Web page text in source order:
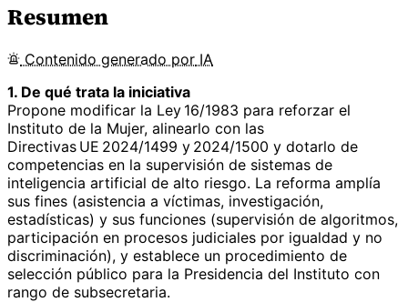
Resumen
Contenido generado por IA
1. De qué trata la iniciativa
Propone modificar la Ley 16/1983 para reforzar el
Instituto de la Mujer, alinearlo con las
Directivas UE 2024/1499 y 2024/1500 y dotarlo de
competencias en la supervisión de sistemas de
inteligencia artificial de alto riesgo. La reforma amplía
sus fines (asistencia a víctimas, investigación,
estadísticas) y sus funciones (supervisión de algoritmos,
participación en procesos judiciales por igualdad y no
discriminación), y establece un procedimiento de
selección público para la Presidencia del Instituto con
rango de subsecretaria.